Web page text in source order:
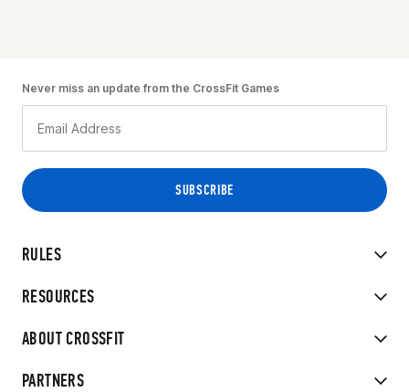
RULES
RESOURCES
ABOUT CROSSFIT
PARTNERS
Never miss an update from the CrossFit Games